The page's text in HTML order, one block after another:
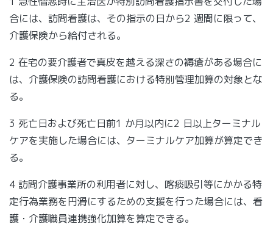
合には、訪問看護は、その指示の日から2 週間に限って、
介護保険から給付される。
2 在宅の要介護者で真皮を越える深さの褥瘡がある場合に
は、介護保険の訪問看護における特別管理加算の対象とな
る。
3 死亡日および死亡日前1 か月以内に2 日以上ターミナル
ケアを実施した場合には、ターミナルケア加算が算定でき
る。
4 訪問介護事業所の利用者に対し、喀痰吸引等にかかる特
定行為業務を円滑にするための支援を行った場合には、看
護・介護職員連携強化加算を算定できる。